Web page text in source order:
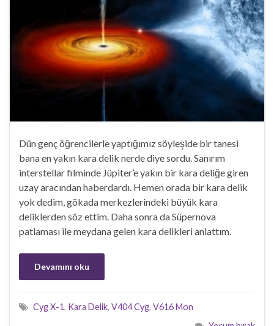
Dün genç öğrencilerle yaptığımız söyleşide bir tanesi
bana en yakın kara delik nerde diye sordu. Sanırım
interstellar filminde Jüpiter’e yakın bir kara deliğe giren
uzay aracından haberdardı. Hemen orada bir kara delik
yok dedim, gökada merkezlerindeki büyük kara
deliklerden söz ettim. Daha sonra da Süpernova
patlaması ile meydana gelen kara delikleri anlattım.
Devamını oku
Cyg X-1, Kara Delik, V404 Cyg, V616 Mon